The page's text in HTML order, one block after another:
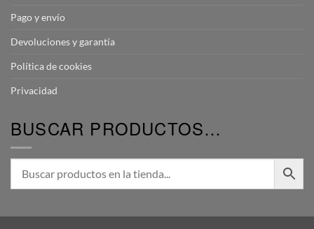
Pago y envío
Devoluciones y garantía
Política de cookies
Privacidad
BUSCAR PRODUCTOS…